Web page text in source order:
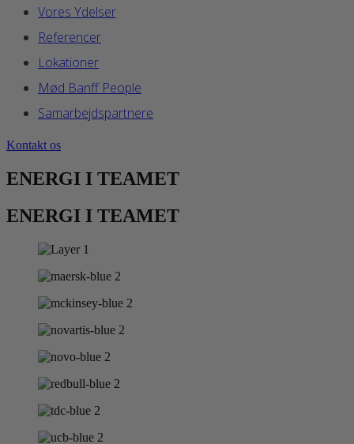
Vores Ydelser
Referencer
Lokationer
Mød Banff People
Samarbejdspartnere
Kontakt os
ENERGI I TEAMET
ENERGI I TEAMET